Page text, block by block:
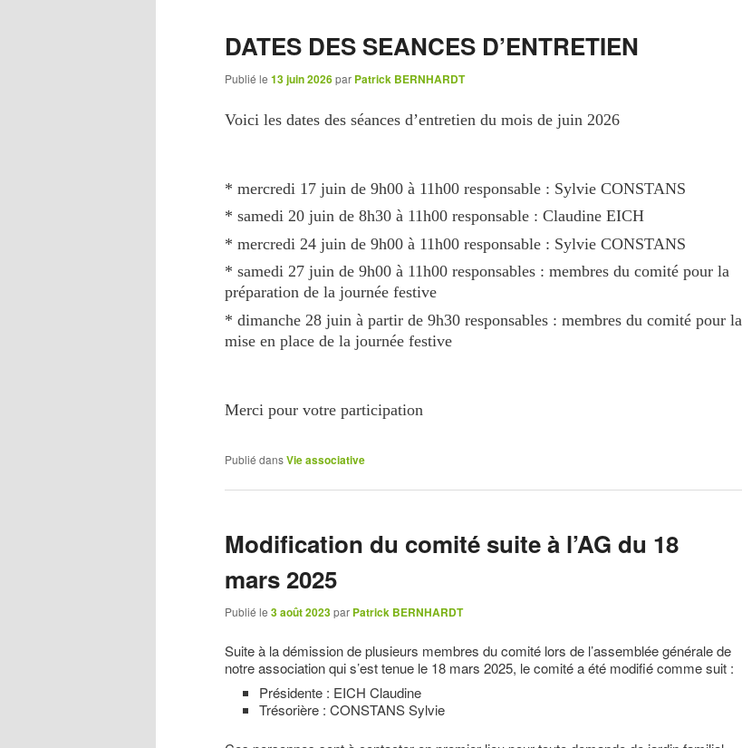
DATES DES SEANCES D’ENTRETIEN
Publié le 13 juin 2026par Patrick BERNHARDT
Voici les dates des séances d’entretien du mois de juin 2026
* mercredi 17 juin de 9h00 à 11h00 responsable : Sylvie CONSTANS
* samedi 20 juin de 8h30 à 11h00 responsable : Claudine EICH
* mercredi 24 juin de 9h00 à 11h00 responsable : Sylvie CONSTANS
* samedi 27 juin de 9h00 à 11h00 responsables : membres du comité pour la
préparation de la journée festive
* dimanche 28 juin à partir de 9h30 responsables : membres du comité pour la
mise en place de la journée festive
Merci pour votre participation
Publié dansVie associative
Modification du comité suite à l’AG du 18
mars 2025
Publié le 3 août 2023par Patrick BERNHARDT
Suite à la démission de plusieurs membres du comité lors de l’assemblée générale de
notre association qui s’est tenue le 18 mars 2025, le comité a été modifié comme suit :
Présidente : EICH Claudine
Trésorière : CONSTANS Sylvie